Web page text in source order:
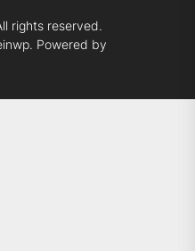
rights reserved.
Powered by